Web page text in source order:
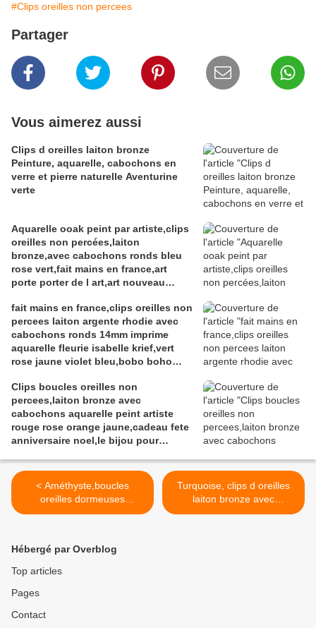
#Clips oreilles non percees
Partager
Vous aimerez aussi
Clips d oreilles laiton bronze
Peinture, aquarelle, cabochons en
verre et pierre naturelle Aventurine
verte
Aquarelle ooak peint par artiste,clips
oreilles non percées,laiton
bronze,avec cabochons ronds bleu
rose vert,fait mains en france,art
porte porter de l art,art nouveau
anniversaire noel
fait mains en france,clips oreilles non
percees laiton argente rhodie avec
cabochons ronds 14mm imprime
aquarelle fleurie isabelle krief,vert
rose jaune violet bleu,bobo boho
anniversaire noel
Clips boucles oreilles non
percees,laiton bronze avec
cabochons aquarelle peint artiste
rouge rose orange jaune,cadeau fete
anniversaire noel,le bijou pour
< Améthyste,boucles
oreilles dormeuses
pendantes laiton
quartz pierre fine,violet
bronze,cadeau fete noel
gothique,fait mains en
Turquoise, clips d oreilles
laiton bronze avec
cabochons ronds
Hébergé par Overblog
Top articles
Pages
Contact